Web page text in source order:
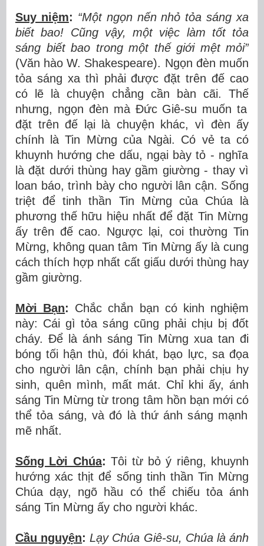
Suy niệm: “Một ngọn nến nhỏ tỏa sáng xa
biết bao! Cũng vậy, một việc làm tốt tỏa
sáng biết bao trong một thếgiới mệt mỏi”
(Văn hào W. Shakespeare). Ngọn đèn muốn
tỏa sáng xa thì phảiđượcđặt trênđế cao
có lẽ là chuyện chẳng cần bàn cãi. Thế
nhưng, ngọn đèn mà Đức Giê-su muốn ta
đặt trênđế ại là chuyện khác, vì đènấy
chính là Tin Mừng của Ngài. Có vẻta có
khuynh hướng che dấu, ngại bày tỏ - nghĩa
à đặt dưới thùng hay gầm giường - thay vì
loan báo, trình bày cho người lân cận. Sống
triệtđể tinh thần Tin Mừng của Chúa l à
phương thế hữu hiệu nhấtđể đặt Tin Mừng
ấy trên đếcao. Ngược l ại, coi thường Tin
Mừng, không quan tâm Tin Mừng ấy l àcung
cách thích hợp nhất cất giấu dưới thùng hay
gầm giường.
Mời Bạn: Chắc chắn bạn cókinh nghiệm
này: Cái gì tỏa sáng cũng phải chịu bị đốt
cháy. Đểl à ánh sáng Tin Mừng xua tanđi
bóng tối hận thù, đói khát, bạo l ực, sađọa
cho người l ân cận, chính bạn phải chịu hy
sinh, quên mình, mất mát. Chỉkhi ấy, ánh
sáng Tin Mừng từ trong tâm hồn bạn mới có
thể tỏa sáng, và đó àthứ ánh sáng mạnh
mẽ nhất.
Sống Lời Chúa: Tôi từbỏ ý riêng, khuynh
hướng xác thịtđể sống tinh thần Tin Mừng
Chúa dạy, ngõ hầu cóthểchiếu tỏa ánh
sáng Tin Mừng ấy cho người khác.
Cầu nguyện: Lạy Chúa Giê-su, Chúa là ánh